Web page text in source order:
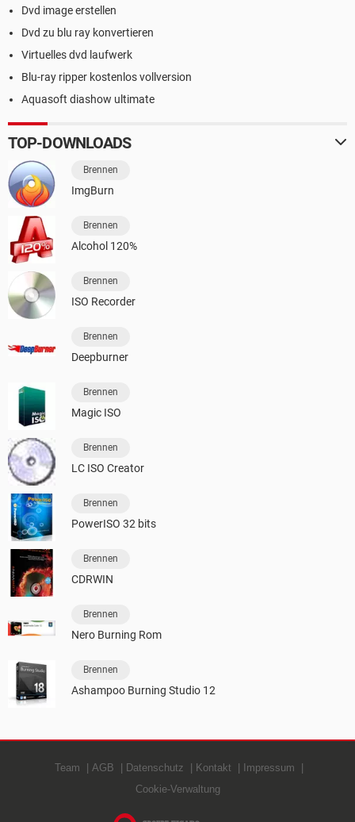
Dvd image erstellen
Dvd zu blu ray konvertieren
Virtuelles dvd laufwerk
Blu-ray ripper kostenlos vollversion
Aquasoft diashow ultimate
TOP-DOWNLOADS
Brennen
ImgBurn
Brennen
Alcohol 120%
Brennen
ISO Recorder
Brennen
Deepburner
Brennen
Magic ISO
Brennen
LC ISO Creator
Brennen
PowerISO 32 bits
Brennen
CDRWIN
Brennen
Nero Burning Rom
Brennen
Ashampoo Burning Studio 12
Team AGB Datenschutz Kontakt
Impressum
Cookie-Verwaltung